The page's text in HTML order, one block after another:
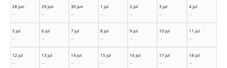
28 jun
--
29 jun
--
30 jun
--
1 jul
--
2 jul
--
3 jul
--
4 jul
--
5 jul
--
6 jul
--
7 jul
--
8 jul
--
9 jul
--
10 jul
--
11 jul
--
12 jul
--
13 jul
--
14 jul
--
15 jul
--
16 jul
--
17 jul
--
18 jul
--